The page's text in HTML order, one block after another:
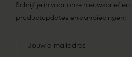
Schrijf je in voor onze nieuwsbrief
productupdates en aanbiedingen!